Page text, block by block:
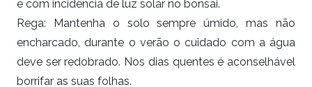
e com incidência de luz solar no bonsai.
Rega: Mantenha o solo sempre úmido, mas não
encharcado, durante o verão o cuidado com a água
deve ser redobrado. Nos dias quentes é aconselhável
borrifar as suas folhas.